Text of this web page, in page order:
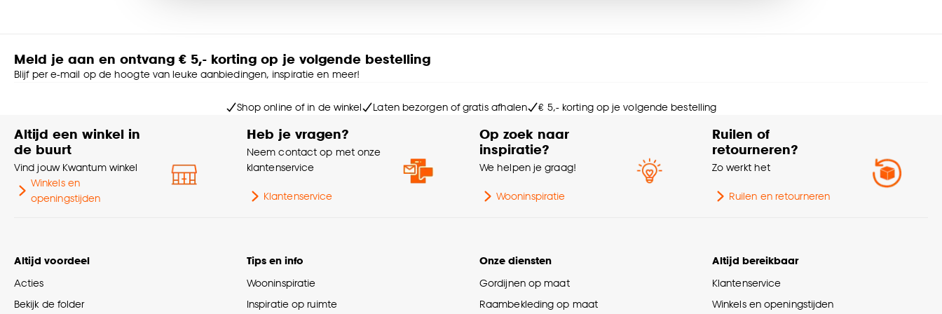
Wit
Breedte 60 CM
Met ladderband
Afnemen met vochtige
Meld je aan en ontvang € 5,- korting op je volgende bestelling
Blijf per e-mail op de hoogte van leuke aanbiedingen, inspiratie en meer!
Shop online of in de winkel Laten bezorgen of gratis afhalen € 5,- korting op je volgende bestelling
Altijd een winkel in
de buurt
Vind jouw Kwantum winkel
Winkels en
openingstijden
Heb je vragen?
Neem contact op met onze
klantenservice
Klantenservice
Op zoek naar
inspiratie?
We helpen je graag!
Wooninspiratie
Ruilen of
retourneren?
Zo werkt het
Ruilen en retourneren
Altijd voordeel
Acties
Bekijk de folder
Tips en info
Wooninspiratie
Inspiratie op ruimte
Onze diensten
Gordijnen op maat
Raambekleding op maat
Altijd bereikbaar
Klantenservice
Winkels en openingstijden